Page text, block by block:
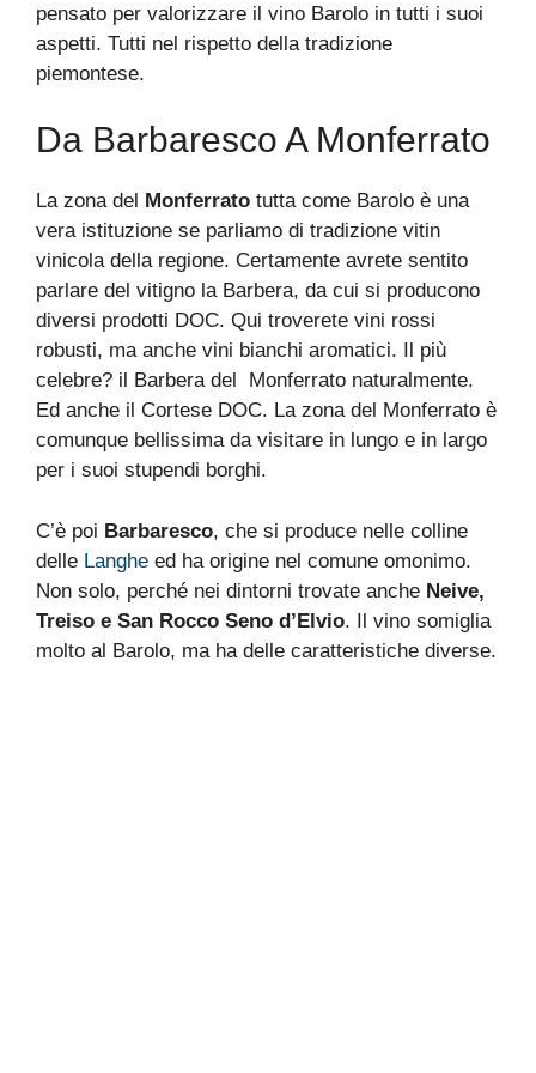
pensato per valorizzare il vino Barolo in tutti i suoi
aspetti. Tutti nel rispetto della tradizione
piemontese.
Da Barbaresco A Monferrato
La zona del Monferrato tutta come Barolo è una
vera istituzione se parliamo di tradizione vitin
vinicola della regione. Certamente avrete sentito
parlare del vitigno la Barbera, da cui si producono
diversi prodotti DOC. Qui troverete vini rossi
robusti, ma anche vini bianchi aromatici. Il più
celebre? il Barbera del Monferrato naturalmente.
Ed anche il Cortese DOC. La zona del Monferrato è
comunque bellissima da visitare in lungo e in largo
per i suoi stupendi borghi.
C’è poi Barbaresco, che si produce nelle colline
delle Langhe ed ha origine nel comune omonimo.
Non solo, perché nei dintorni trovate anche Neive,
Treiso e San Rocco Seno d’Elvio. Il vino somiglia
molto al Barolo, ma ha delle caratteristiche diverse.